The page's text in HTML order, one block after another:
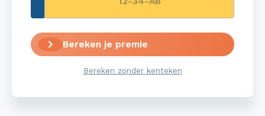
Bereken je premie
Bereken zonder kenteken